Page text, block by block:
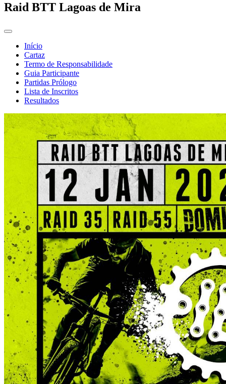
Raid BTT Lagoas de Mira
Início
Cartaz
Termo de Responsabilidade
Guia Participante
Partidas Prólogo
Lista de Inscritos
Resultados